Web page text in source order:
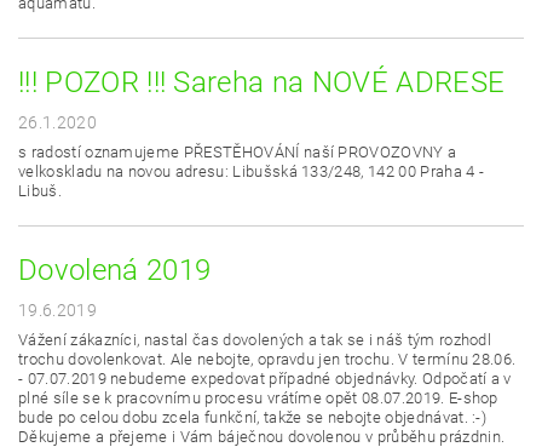
!!! POZOR !!! Sareha na NOVÉ ADRESE
26.1.2020
s radostí oznamujeme PŘESTĚHOVÁNÍ naší PROVOZOVNY a
velkoskladu na novou adresu: Libušská 133/248, 142 00 Praha 4 -
Libuš.
Dovolená 2019
19.6.2019
Vážení zákazníci, nastal čas dovolených a tak se i náš tým rozhodl
trochu dovolenkovat. Ale nebojte, opravdu jen trochu. V termínu 28.06.
- 07.07.2019 nebudeme expedovat případné objednávky. Odpočatí a v
plné síle se k pracovnímu procesu vrátíme opět 08.07.2019. E-shop
bude po celou dobu zcela funkční, takže se nebojte objednávat. :-)
Děkujeme a přejeme i Vám báječnou dovolenou v průběhu prázdnin.